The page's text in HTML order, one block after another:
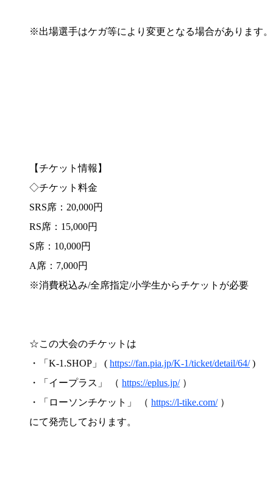
※出場選手はケガ等により変更となる場合があります。
【チケット情報】
◇チケット料金
SRS席：20,000円
RS席：15,000円
S席：10,000円
A席：7,000円
※消費税込み/全席指定/小学生からチケットが必要
☆この大会のチケットは
・「K-1.SHOP」 ( https://fan.pia.jp/K-1/ticket/detail/64/)
・「イープラス」 （ https://eplus.jp/）
・「ローソンチケット」 （ https://l-tike.com/）
にて発売しております。